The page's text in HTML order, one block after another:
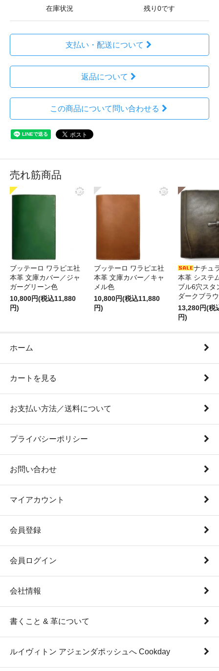
在庫状況 残り0です
支払い・配送について
返品について
この商品について問い合わせる
売れ筋商品
ブッテーロ ワラピエ社
本革 文庫カバー／ジャ
ガーグリーン色
10,800円(税込11,880
円)
ブッテーロ ワラピエ社
本革 文庫カバー／キャ
メル色
10,800円(税込11,880
円)
ナチュ
本革 システ
ブル6穴スタ
ダークブラ
13,280円(税
円)
ホーム
カートを見る
お支払い方法／送料について
プライバシーポリシー
お問い合わせ
マイアカウント
会員登録
会員ログイン
会社情報
書くこと & 革について
ルイヴィトン アジェンダポッシュへ Cookday